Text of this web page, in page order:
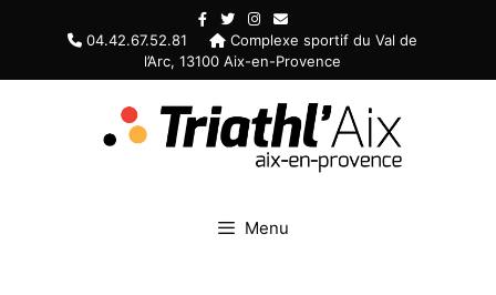
04.42.67.52.81
Complexe sportif du Val de
l’Arc, 13100 Aix-en-Provence
Menu